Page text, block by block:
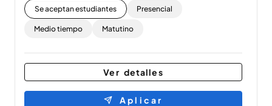
Se aceptan estudiantes Presencial
Medio tiempo Matutino
Ver detalles
Aplicar